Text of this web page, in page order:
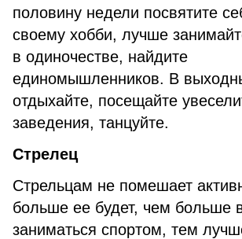
половину недели посвятите
своему хобби, лучше
в одиночестве, найдите
единомышленников. В
отдыхайте, посещайте
заведения, танцуйте.
Стрелец
Стрельцам не помешает
больше ее будет, чем больше
заниматься спортом, тем